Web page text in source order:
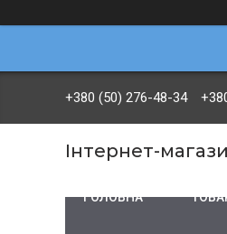
+380 (50) 276-48-34
Інтернет-
ГОЛОВНА